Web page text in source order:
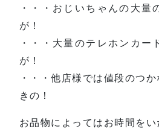
・・・おじいちゃんの大量
が！
・・・大量のテレホンカー
が！
・・・他店様では値段のつ
きの！
お品物によってはお時間を